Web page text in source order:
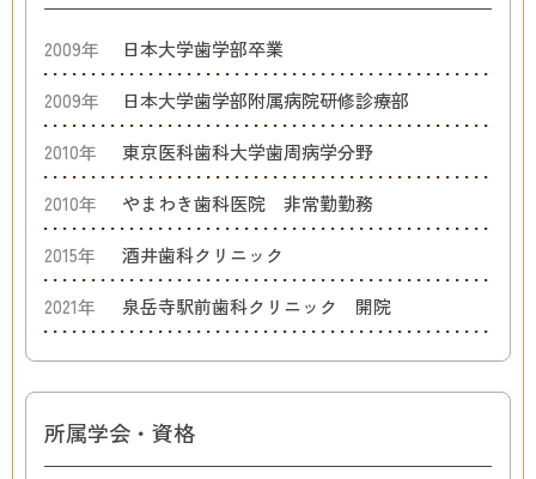
2009年 日本大学歯学部卒業
2009年 日本大学歯学部附属病院研修診療部
2010年 東京医科歯科大学歯周病学分野
2010年 やまわき歯科医院 非常勤勤務
2015年 酒井歯科クリニック
2021年 泉岳寺駅前歯科クリニック 開院
所属学会・資格